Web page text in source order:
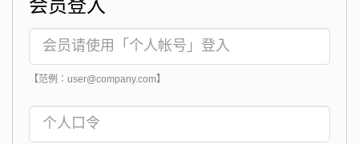
会员登入
【范例：user@company.com】